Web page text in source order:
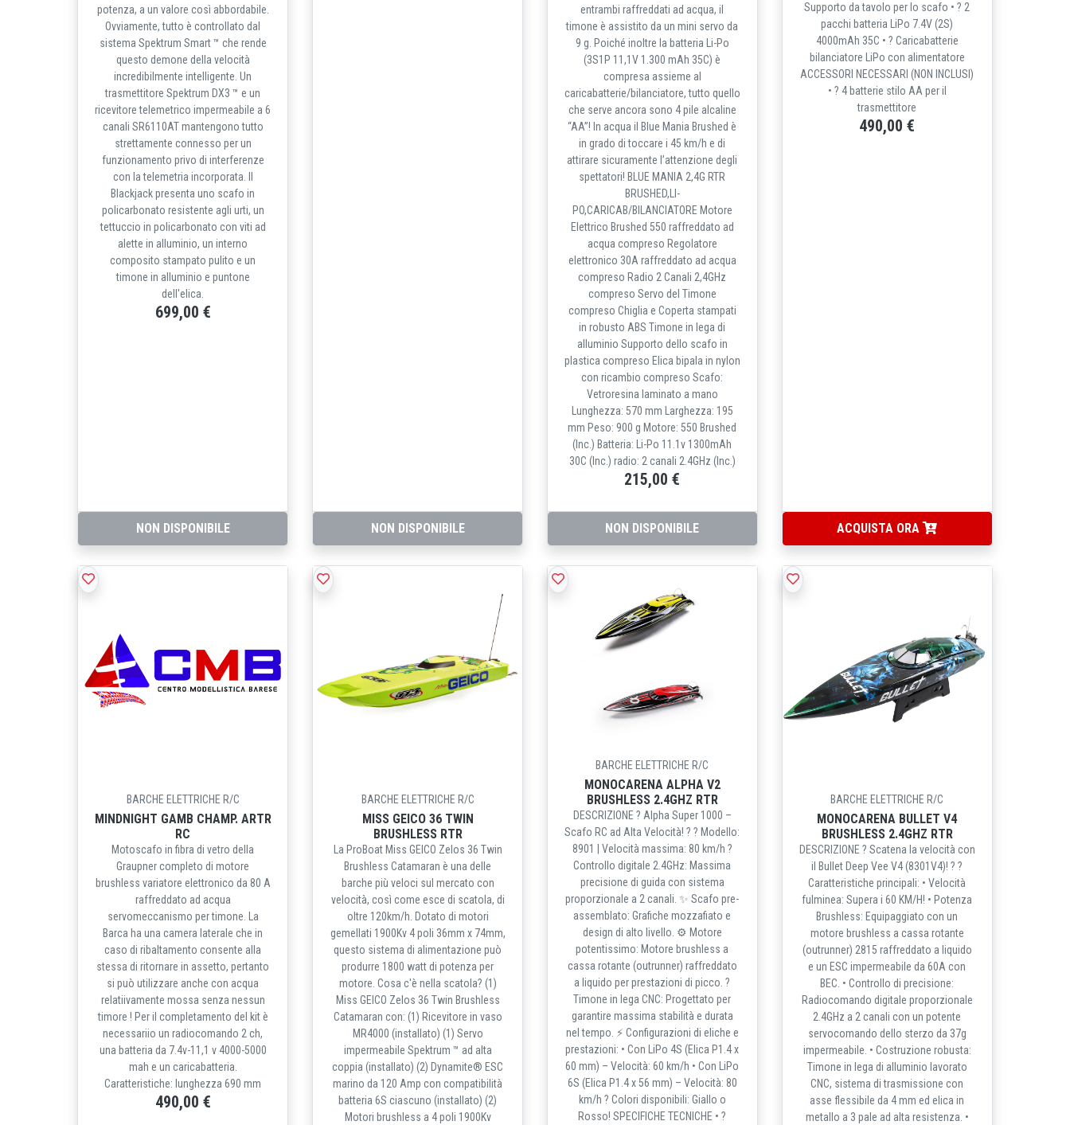
potenza, a un valore così abbordabile.
Ovviamente, tutto è controllato dal
sistema Spektrum Smart ™ che rende
questo demone della velocità
incredibilmente intelligente. Un
trasmettitore Spektrum DX3 ™ e un
ricevitore telemetrico impermeabile a 6
canali SR6110AT mantengono tutto
strettamente connesso per un
funzionamento privo di interferenze
con la telemetria incorporata. Il
Blackjack presenta uno scafo in
policarbonato resistente agli urti, un
tettuccio in policarbonato con viti ad
alette in alluminio, un interno
composito stampato pulito e un
timone in alluminio e puntone
dell'elica.
699,00 €
NON DISPONIBILE NON DISPONIBILE
entrambi raffreddati ad acqua, il
timone è assistito da un mini servo da
9 g. Poiché inoltre la batteria Li-Po
(3S1P 11,1V 1.300 mAh 35C) è
compresa assieme al
caricabatterie/bilanciatore, tutto quello
che serve ancora sono 4 pile alcaline
“AA”! In acqua il Blue Mania Brushed è
in grado di toccare i 45 km/h e di
attirare sicuramente l’attenzione degli
spettatori! BLUE MANIA 2,4G RTR
BRUSHED,LI-
PO,CARICAB/BILANCIATORE Motore
Elettrico Brushed 550 raffreddato ad
acqua compreso Regolatore
elettronico 30A raffreddato ad acqua
compreso Radio 2 Canali 2,4GHz
compreso Servo del Timone
compreso Chiglia e Coperta stampati
in robusto ABS Timone in lega di
alluminio Supporto dello scafo in
plastica compreso Elica bipala in nylon
con ricambio compreso Scafo:
Vetroresina laminato a mano
Lunghezza: 570 mm Larghezza: 195
mm Peso: 900 g Motore: 550 Brushed
(Inc.) Batteria: Li-Po 11.1v 1300mAh
30C (Inc.) radio: 2 canali 2.4GHz (Inc.)
215,00 €
NON DISPONIBILE
Supporto da tavolo per lo scafo • ? 2
pacchi batteria LiPo 7.4V (2S)
4000mAh 35C • ? Caricabatterie
bilanciatore LiPo con alimentatore
ACCESSORI NECESSARI (NON INCLUSI)
• ? 4 batterie stilo AA per il
trasmettitore
490,00 €
ACQUISTA ORA
BARCHE ELETTRICHE R/C
MINDNIGHT GAMB CHAMP. ARTR
RC
Motoscafo in fibra di vetro della
Graupner completo di motore
brushless variatore elettronico da 80 A
raffreddato ad acqua
servomeccanismo per timone. La
Barca ha una camera laterale che in
caso di ribaltamento consente alla
stessa di ritornare in assetto, pertanto
si può utilizzare anche con acqua
relatiivamente mossa senza nessun
timore ! Per il completamento del kit è
necessariio un radiocomando 2 ch,
una batteria da 7.4v-11,1 v 4000-5000
mah e un caricabatteria.
Caratteristiche: lunghezza 690 mm
490,00 €
BARCHE ELETTRICHE R/C
MISS GEICO 36 TWIN
BRUSHLESS RTR
La ProBoat Miss GEICO Zelos 36 Twin
Brushless Catamaran è una delle
barche più veloci sul mercato con
velocità, così come esce di scatola, di
oltre 120km/h. Dotato di motori
gemellati 1900Kv 4 poli 36mm x 74mm,
questo sistema di alimentazione può
produrre 1800 watt di potenza per
motore. Cosa c'è nella scatola? (1)
Miss GEICO Zelos 36 Twin Brushless
Catamaran con: (1) Ricevitore in vaso
MR4000 (installato) (1) Servo
impermeabile Spektrum ™ ad alta
coppia (installato) (2) Dynamite® ESC
marino da 120 Amp con compatibilità
batteria 6S ciascuno (installato) (2)
Motori brushless a 4 poli 1900Kv
BARCHE ELETTRICHE R/C
MONOCARENA ALPHA V2
BRUSHLESS 2.4GHZ RTR
DESCRIZIONE ? Alpha Super 1000 –
Scafo RC ad Alta Velocità! ? ? Modello:
8901 | Velocità massima: 80 km/h ?
Controllo digitale 2.4GHz: Massima
precisione di guida con sistema
proporzionale a 2 canali. ✨ Scafo pre-
assemblato: Grafiche mozzafiato e
design di alto livello. ⚙️ Motore
potentissimo: Motore brushless a
cassa rotante (outrunner) raffreddato
a liquido per prestazioni di picco. ?
Timone in lega CNC: Progettato per
garantire massima stabilità e durata
nel tempo. ⚡ Configurazioni di eliche e
prestazioni: • Con LiPo 4S (Elica P1.4 x
60 mm) – Velocità: 60 km/h • Con LiPo
6S (Elica P1.4 x 56 mm) – Velocità: 80
km/h ? Colori disponibili: Giallo o
Rosso! SPECIFICHE TECNICHE • ?
BARCHE ELETTRICHE R/C
MONOCARENA BULLET V4
BRUSHLESS 2.4GHZ RTR
DESCRIZIONE ? Scatena la velocità con
il Bullet Deep Vee V4 (8301V4)! ? ?
Caratteristiche principali: • Velocità
fulminea: Supera i 60 KM/H! • Potenza
Brushless: Equipaggiato con un
motore brushless a cassa rotante
(outrunner) 2815 raffreddato a liquido
e un ESC impermeabile da 60A con
BEC. • Controllo di precisione:
Radiocomando digitale proporzionale
2.4GHz a 2 canali con un potente
servocomando dello sterzo da 37g
impermeabile. • Costruzione robusta:
Timone in lega di alluminio lavorato
CNC, sistema di trasmissione con
asse flessibile da 4 mm ed elica in
metallo a 3 pale ad alta resistenza. •